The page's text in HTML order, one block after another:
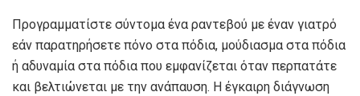
Προγραμματίστε σύντομα ένα ραντεβού με έναν γιατρό
εάν παρατηρήσετε πόνο στα πόδια, μούδιασμα στα πόδια
ή αδυναμία στα πόδια που εμφανίζεται όταν περπατάτε
και βελτιώνεται με την ανάπαυση. Η έγκαιρη διάγνωση